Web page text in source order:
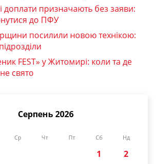
доплати призначають без заяви:
до ПФУ
посилили новою технікою:
FEST» у Житомирі: коли та де
свято
Серпень 2026
Ср Чт Пт Сб Нд
1
2